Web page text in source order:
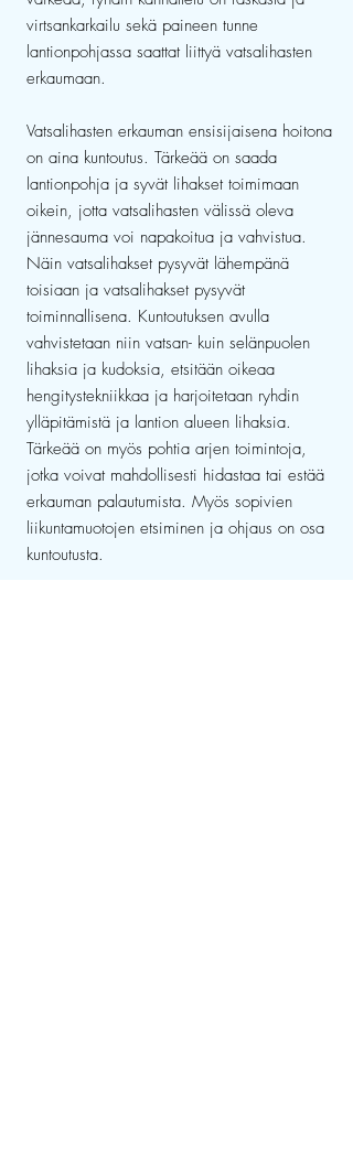
virtsankarkailu sekä paineen tunne
lantionpohjassa saattat liittyä vatsalihasten
erkaumaan.
Vatsalihasten erkauman ensisijaisena hoitona
on aina kuntoutus. Tärkeää on saada
lantionpohja ja syvät lihakset toimimaan
oikein, jotta vatsalihasten välissä oleva
jännesauma voi napakoitua ja vahvistua.
Näin vatsalihakset pysyvät lähempänä
toisiaan ja vatsalihakset pysyvät
toiminnallisena. Kuntoutuksen avulla
vahvistetaan niin vatsan- kuin selänpuolen
lihaksia ja kudoksia, etsitään oikeaa
hengitystekniikkaa ja harjoitetaan ryhdin
ylläpitämistä ja lantion alueen lihaksia.
Tärkeää on myös pohtia arjen toimintoja,
jotka voivat mahdollisesti hidastaa tai estää
erkauman palautumista. Myös sopivien
liikuntamuotojen etsiminen ja ohjaus on osa
kuntoutusta.